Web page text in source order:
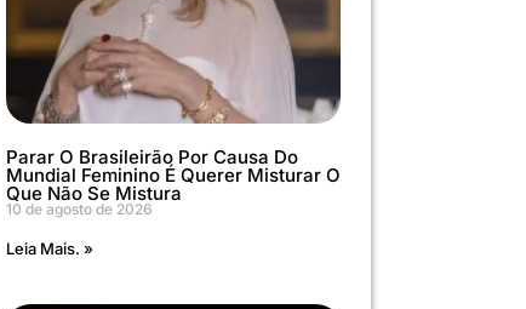
Parar O Brasileirão Por Causa Do
Mundial Feminino É Querer Misturar O
Que Não Se Mistura
10 de agosto de 2026
Leia Mais. »